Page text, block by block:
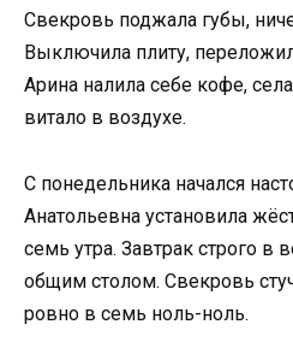
Свекровь поджала губы,
Выключила плиту,
Арина налила себе кофе,
витало в воздухе.
С понедельника начался
Анатольевна установила
семь утра. Завтрак строго в
общим столом. Свекровь
ровно в семь ноль-ноль.